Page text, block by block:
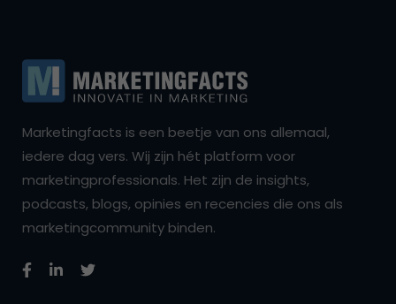
Marketingfacts is een beetje van ons allemaal,
iedere dag vers. Wij zijn hét platform voor
marketingprofessionals. Het zijn de insights,
podcasts, blogs, opinies en recencies die ons als
marketingcommunity binden.